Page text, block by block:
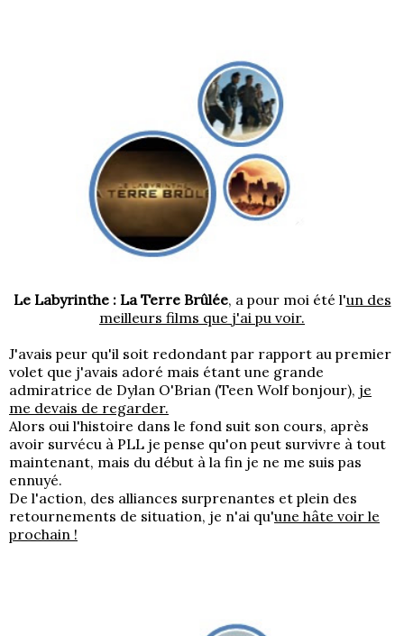
Le Labyrinthe : La Terre Brûlée, a pour moi été l'un des
meilleurs films que j'ai pu voir.
J'avais peur qu'il soit redondant par rapport au premier
volet que j'avais adoré mais étant une grande
admiratrice de Dylan O'Brian (Teen Wolf bonjour), je
me devais de regarder.
Alors oui l'histoire dans le fond suit son cours, après
avoir survécu à PLL je pense qu'on peut survivre à tout
maintenant, mais du début à la fin je ne me suis pas
ennuyé.
De l'action, des alliances surprenantes et plein des
retournements de situation, je n'ai qu'une hâte voir le
prochain !